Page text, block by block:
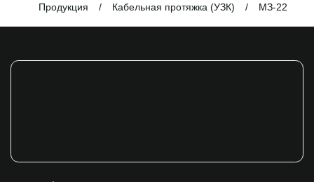
Продукция Кабельная протяжка (УЗК) МЗ-22